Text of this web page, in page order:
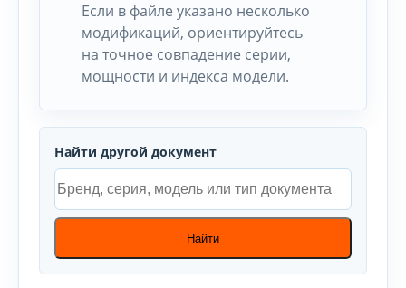
Если в файле указано несколько
модификаций, ориентируйтесь
на точное совпадение серии,
мощности и индекса модели.
Найти другой документ
Найти